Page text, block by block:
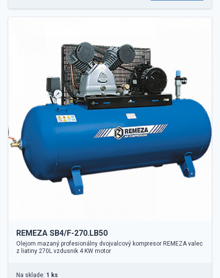
REMEZA SB4/F-270.LB50
Olejom mazaný profesionálny dvojvalcový kompresor REMEZA valec
z liatiny 270L vzdusnik 4 KW motor
Na sklade: 1 ks